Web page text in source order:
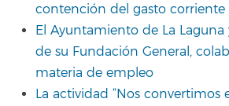
contención del gasto corriente
El Ayuntamiento de La Laguna
de su Fundación General,
materia de empleo
La actividad “Nos